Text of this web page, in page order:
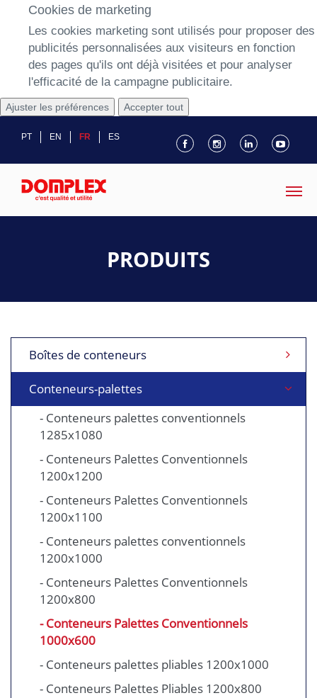
Cookies de marketing
Les cookies marketing sont utilisés pour proposer des
publicités personnalisées aux visiteurs en fonction
des pages qu'ils ont déjà visitées et pour analyser
l'efficacité de la campagne publicitaire.
Ajuster les préférences Accepter tout
PT EN FR ES
PRODUITS
Boîtes de conteneurs
Conteneurs-palettes
- Conteneurs palettes conventionnels
1285x1080
- Conteneurs Palettes Conventionnels
1200x1200
- Conteneurs Palettes Conventionnels
1200x1100
- Conteneurs palettes conventionnels
1200x1000
- Conteneurs Palettes Conventionnels
1200x800
- Conteneurs Palettes Conventionnels
1000x600
- Conteneurs palettes pliables 1200x1000
- Conteneurs Palettes Pliables 1200x800